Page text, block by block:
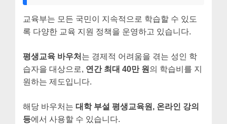
교육부는 모든 국민이 지속적으로 학습할 수 있도
록 다양한 교육 지원 정책을 운영하고 있습니다.
평생교육 바우처 는 경제적 어려움을 겪는 성인 학
습자을 대상으로, 연간 최대 40만 원 의 학습비를 지
원하는 제도입니다.
해당 바우처는 대학 부설 평생교육원, 온라인 강의
등에서 사용할 수 있습니다.